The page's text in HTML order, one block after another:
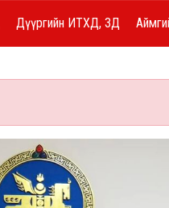
Дүүргийн ИТХД, ЗД